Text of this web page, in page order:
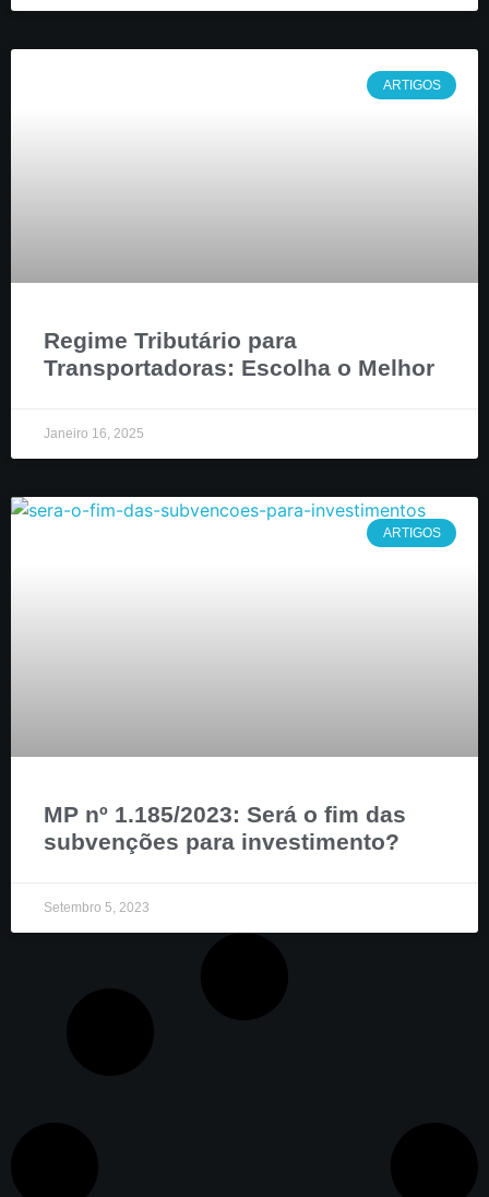
ARTIGOS
Regime Tributário para
Transportadoras: Escolha o Melhor
Janeiro 16, 2025
ARTIGOS
MP nº 1.185/2023: Será o fim das
subvenções para investimento?
Setembro 5, 2023